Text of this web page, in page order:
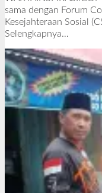
e
h
R
d
a
k
s
i
sama dengan Forum
Kesejahteraan Sosial
Selengkapnya…